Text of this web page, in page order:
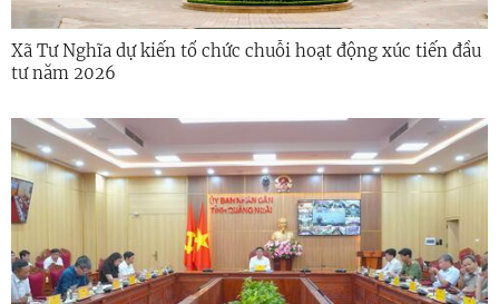
Xã Tư Nghĩa dự kiến tổ chức chuỗi hoạt động xúc tiến đầu
tư năm 2026